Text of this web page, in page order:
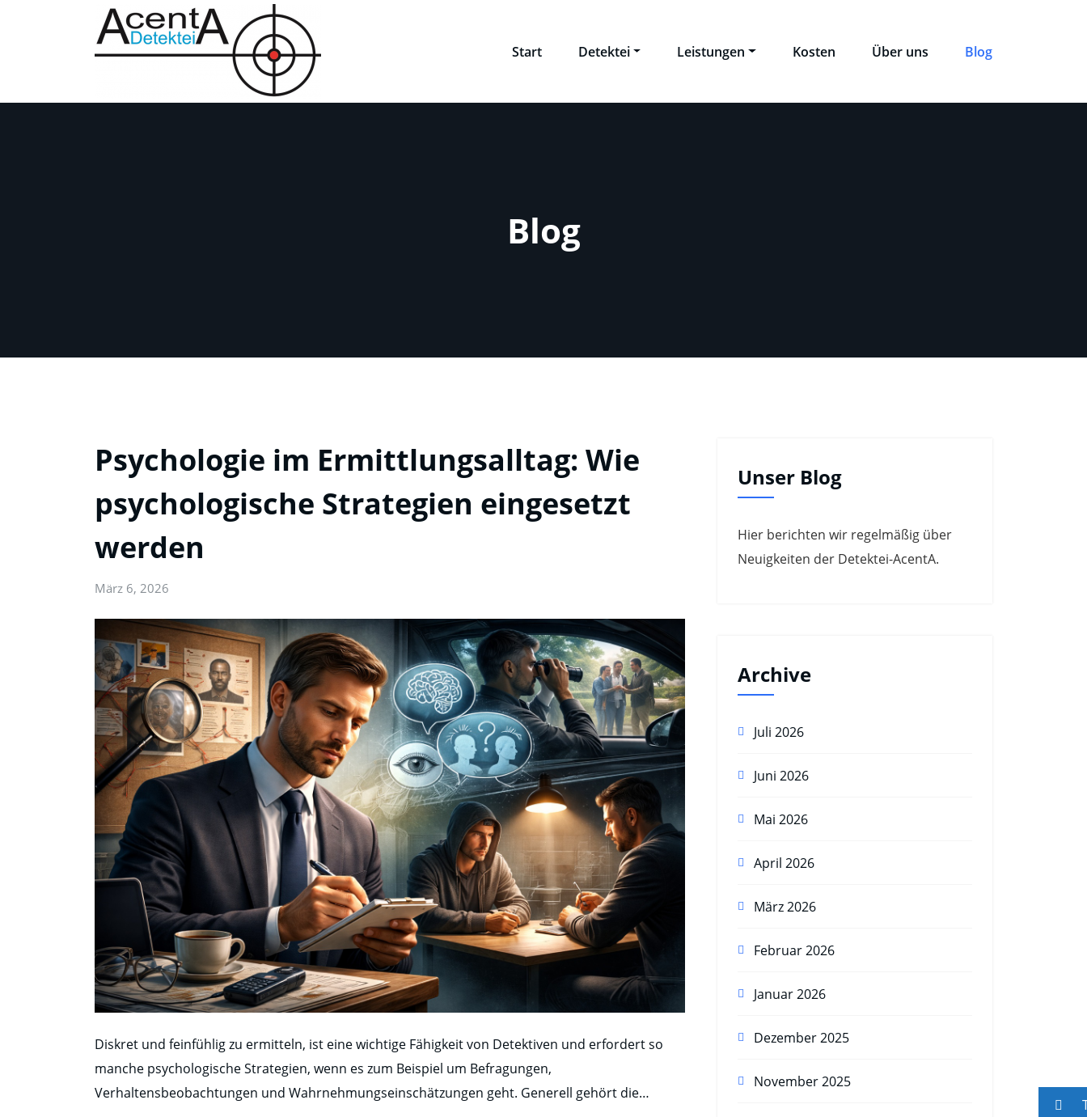
Start Detektei Leistungen Kosten Über uns Blog
Blog
Psychologie im Ermittlungsalltag: Wie
psychologische Strategien eingesetzt
werden
März 6, 2026
Diskret und feinfühlig zu ermitteln, ist eine wichtige Fähigkeit von Detektiven und erfordert so
manche psychologische Strategien, wenn es zum Beispiel um Befragungen,
Verhaltensbeobachtungen und Wahrnehmungseinschätzungen geht. Generell gehört die…
Unser Blog
Hier berichten wir regelmäßig über
Neuigkeiten der Detektei-AcentA.
Archive
Juli 2026
Juni 2026
Mai 2026
April 2026
März 2026
Februar 2026
Januar 2026
Dezember 2025
November 2025